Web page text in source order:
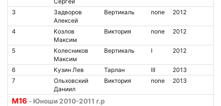
3
Задворов
Алексей
Вертикаль none 2012
4
Козлов
Максим
Виктория none 2012
5
Колесников
Максим
Вертикаль I 2012
6 Кузин Лев Тарлан III
2013
7
Ольховский
Даниил
Виктория none 2013
M16 - Юноши 2010-2011 г.р